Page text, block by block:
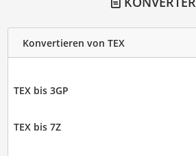
Konvertieren von TEX
TEX bis 3GP
TEX bis 7Z